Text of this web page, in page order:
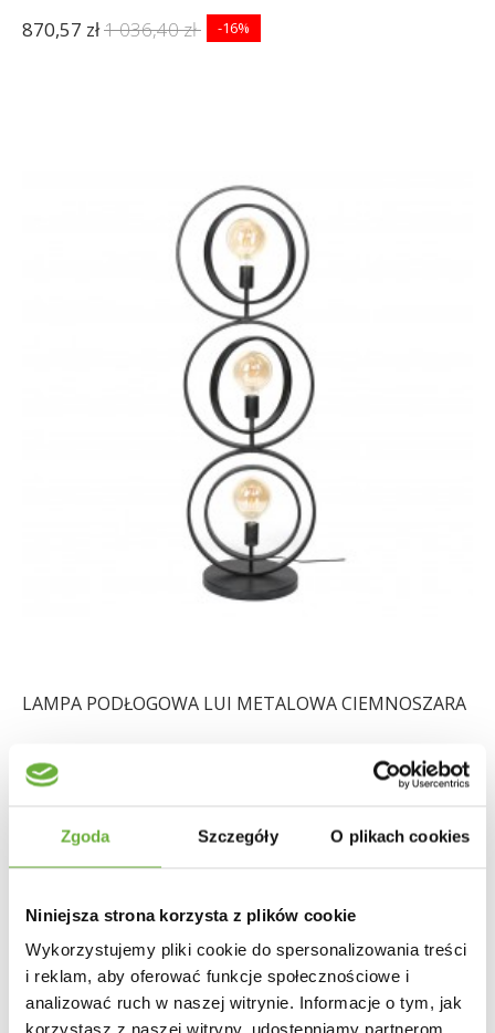
Zgoda Szczegóły O plikach cookies
Niniejsza strona korzysta z plików cookie
Wykorzystujemy pliki cookie do spersonalizowania treści
i reklam, aby oferować funkcje społecznościowe i
analizować ruch w naszej witrynie. Informacje o tym, jak
korzystasz z naszej witryny, udostępniamy partnerom
870,57 zł1 036,40 zł -16%
LAMPA PODŁOGOWA LUI METALOWA CIEMNOSZARA
878,89 zł